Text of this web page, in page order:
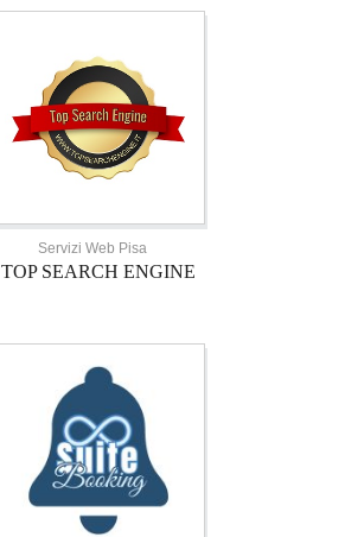
Servizi Web Pisa
TOP SEARCH ENGINE